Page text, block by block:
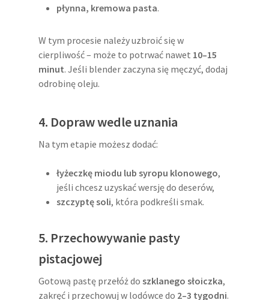
płynna, kremowa pasta.
W tym procesie należy uzbroić się w
cierpliwość – może to potrwać nawet 10–15
minut. Jeśli blender zaczyna się męczyć, dodaj
odrobinę oleju.
4. Dopraw wedle uznania
Na tym etapie możesz dodać:
łyżeczkę miodu lub syropu klonowego,
jeśli chcesz uzyskać wersję do deserów,
szczyptę soli, która podkreśli smak.
5. Przechowywanie pasty
pistacjowej
Gotową pastę przełóż doszklanego słoiczka,
zakręć i przechowuj w lodówce do 2–3 tygodni.